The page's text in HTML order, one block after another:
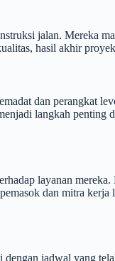
jalan. Mereka
hasil akhir
dan perangkat
langkah penting
layanan
dan mitra
jadwal yang